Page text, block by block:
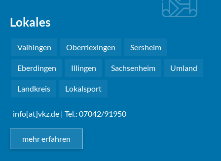
Lokales
Vaihingen Oberriexingen Sersheim
Eberdingen Illingen Sachsenheim Umland
Landkreis Lokalsport
info[at]vkz.de | Tel.: 07042/91950
mehr erfahren